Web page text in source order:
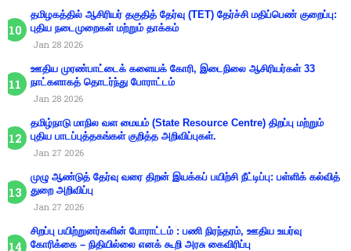
தமிழகத்தில் ஆசிரியர் தகுதித் தேர்வு (TET) தேர்ச்சி மதிப்பெண் குறைப்பு:
புதிய நடைமுறைகள் மற்றும் தாக்கம்
Jan 28 2026
ஊதிய முரண்பாட்டைக் களையக் கோரி, இடைநிலை ஆசிரியர்கள் 33
நாட்களாகத் தொடர்ந்து போராட்டம்
Jan 28 2026
தமிழ்நாடு மாநில வள மையம் (State Resource Centre) திறப்பு மற்றும்
புதிய பாடப்புத்தகங்கள் குறித்த அறிவிப்புகள்.
Jan 27 2026
முழு ஆண்டுத் தேர்வு வரை திறன் இயக்கப் பயிற்சி நீட்டிப்பு: பள்ளிக் கல்வித்
துறை அறிவிப்பு
Jan 27 2026
சிறப்பு பயிற்றுனர்களின் போராட்டம் : பணி நிரந்தரம், ஊதிய உயர்வு
கோரிக்கை – நிதியில்லை எனக் கூறி அரசு கைவிரிப்பு